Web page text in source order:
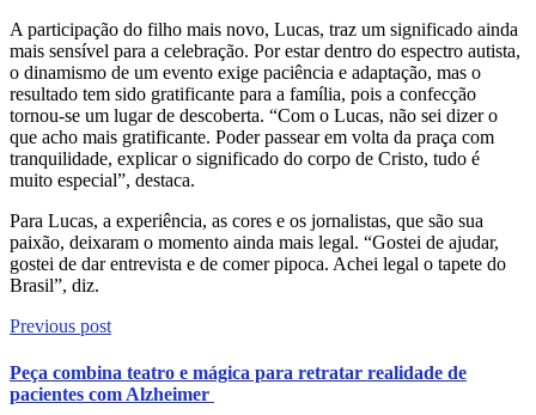
A participação do filho mais novo, Lucas, traz um significado ainda
mais sensível para a celebração. Por estar dentro do espectro autista,
o dinamismo de um evento exige paciência e adaptação, mas o
resultado tem sido gratificante para a família, pois a confecção
tornou-se um lugar de descoberta. “Com o Lucas, não sei dizer o
que acho mais gratificante. Poder passear em volta da praça com
tranquilidade, explicar o significado do corpo de Cristo, tudo é
muito especial”, destaca.
Para Lucas, a experiência, as cores e os jornalistas, que são sua
paixão, deixaram o momento ainda mais legal. “Gostei de ajudar,
gostei de dar entrevista e de comer pipoca. Achei legal o tapete do
Brasil”, diz.
Previous post
Peça combina teatro e mágica para retratar realidade de
pacientes com Alzheimer